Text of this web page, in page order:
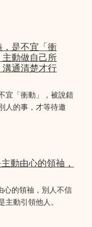
是不宜「衝
動做自己所
通清楚才行
宜「衝動」，被說錯
人的事，才等待邀
動由心的領䄂，
心的領䄂，別人不信
動引領他人。